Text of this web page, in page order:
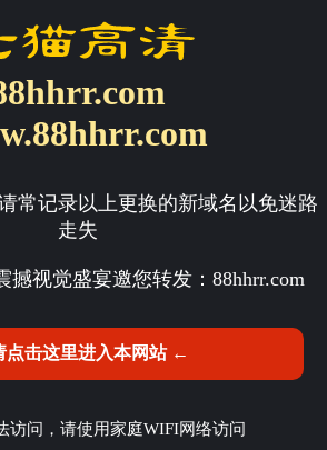
常记录以上更换的新域名以免迷路
走失
撼视觉盛宴邀您转发： 88hhrr.com
点击这里进入本网站 ←
访问，请使用家庭WIFI网络访问